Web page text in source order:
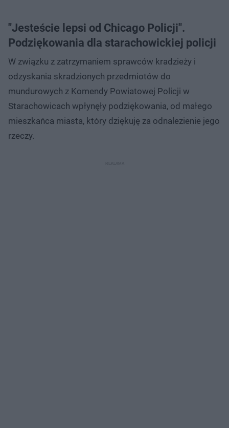
"Jesteście lepsi od Chicago Policji".
Podziękowania dla starachowickiej policji
W związku z zatrzymaniem sprawców kradzieży i
odzyskania skradzionych przedmiotów do
mundurowych z Komendy Powiatowej Policji w
Starachowicach wpłynęły podziękowania, od małego
mieszkańca miasta, który dziękuję za odnalezienie jego
rzeczy.